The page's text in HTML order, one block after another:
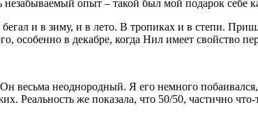
опыт – такой был мой подарок себе
и в зиму, и в лето. В тропиках и в степи.
особенно в декабре, когда Нил имеет свойство
весьма неоднородный. Я его немного
Реальность же показала, что 50/50, частично